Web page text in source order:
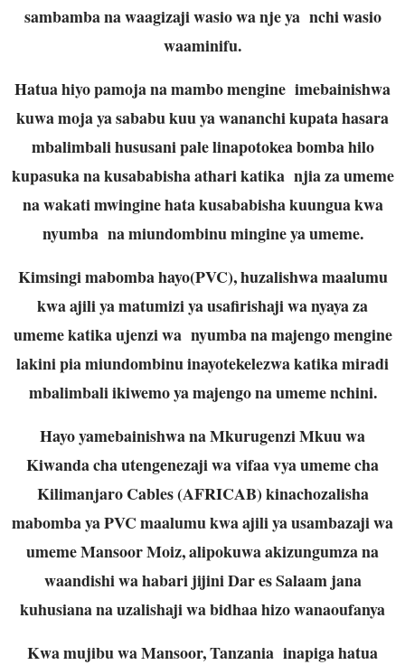
sambamba na waagizaji wasio wa nje ya nchi wasio
waaminifu.
Hatua hiyo pamoja na mambo mengine imebainishwa
kuwa moja ya sababu kuu ya wananchi kupata hasara
mbalimbali hususani pale linapotokea bomba hilo
kupasuka na kusababisha athari katika njia za umeme
na wakati mwingine hata kusababisha kuungua kwa
nyumba na miundombinu mingine ya umeme.
Kimsingi mabomba hayo(PVC), huzalishwa maalumu
kwa ajili ya matumizi ya usafirishaji wa nyaya za
umeme katika ujenzi wa nyumba na majengo mengine
lakini pia miundombinu inayotekelezwa katika miradi
mbalimbali ikiwemo ya majengo na umeme nchini.
Hayo yamebainishwa na Mkurugenzi Mkuu wa
Kiwanda cha utengenezaji wa vifaa vya umeme cha
Kilimanjaro Cables (AFRICAB) kinachozalisha
mabomba ya PVC maalumu kwa ajili ya usambazaji wa
umeme Mansoor Moiz, alipokuwa akizungumza na
waandishi wa habari jijini Dar es Salaam jana
kuhusiana na uzalishaji wa bidhaa hizo wanaoufanya
Kwa mujibu wa Mansoor, Tanzania inapiga hatua